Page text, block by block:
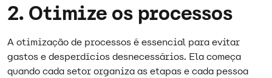
2. Otimize os processos
A otimização de processos é essencial para evitar
gastos e desperdícios desnecessários. Ela começa
quando cada setor organiza as etapas e cada pessoa